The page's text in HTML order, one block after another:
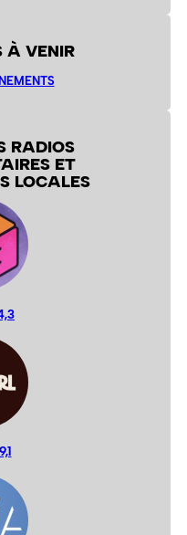
À VENIR
RADIOS
ET
LOCALES